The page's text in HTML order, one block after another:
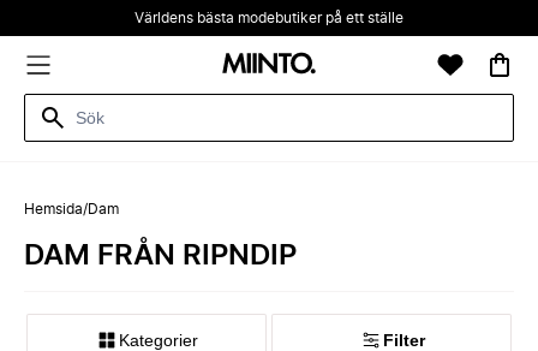
Världens bästa modebutiker på ett ställe
Hemsida/Dam
DAM FRÅN RIPNDIP
Kategorier Filter